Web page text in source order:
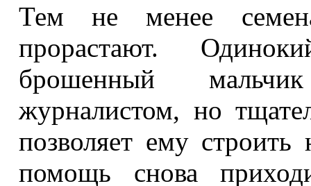
Тем не менее
прорастают.
брошенный
журналистом, но
позволяет ему
помощь снова